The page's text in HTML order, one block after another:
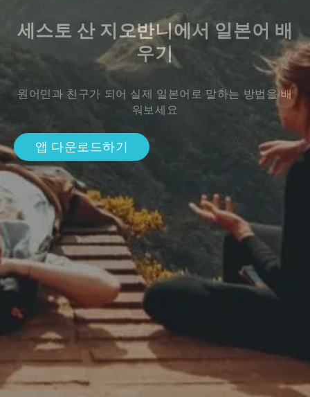
세스토 산 지오반니에서 일본어 배
우기
원어민과 친구가 되어 실제 일본어로 말하는 방법을 배
워보세요
앱 다운로드하기